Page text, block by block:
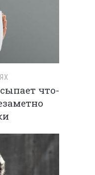
что-